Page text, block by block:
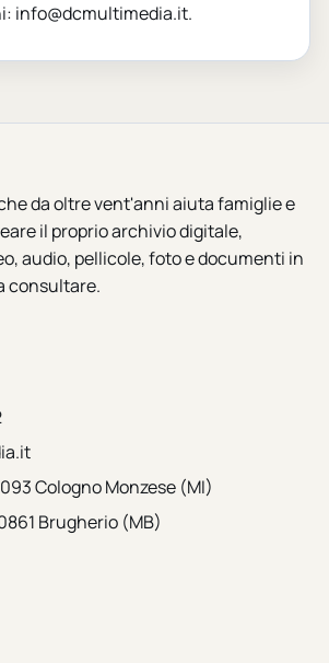
info@dcmultimedia.it.
da oltre vent'anni aiuta famiglie e
il proprio archivio digitale,
audio, pellicole, foto e documenti in
consultare.
Cologno Monzese (MI)
Brugherio (MB)